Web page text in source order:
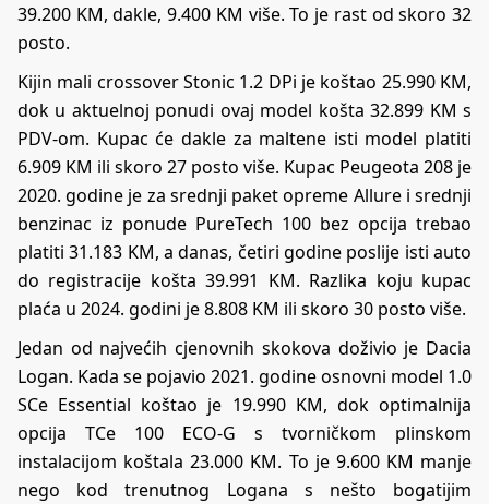
39.200 KM, dakle, 9.400 KM više. To je rast od skoro 32
posto.
Kijin mali crossover Stonic 1.2 DPi je koštao 25.990 KM,
dok u aktuelnoj ponudi ovaj model košta 32.899 KM s
PDV-om. Kupac će dakle za maltene isti model platiti
6.909 KM ili skoro 27 posto više. Kupac Peugeota 208 je
2020. godine je za srednji paket opreme Allure i srednji
benzinac iz ponude PureTech 100 bez opcija trebao
platiti 31.183 KM, a danas, četiri godine poslije isti auto
do registracije košta 39.991 KM. Razlika koju kupac
plaća u 2024. godini je 8.808 KM ili skoro 30 posto više.
Jedan od najvećih cjenovnih skokova doživio je Dacia
Logan. Kada se pojavio 2021. godine osnovni model 1.0
SCe Essential koštao je 19.990 KM, dok optimalnija
opcija TCe 100 ECO-G s tvorničkom plinskom
instalacijom koštala 23.000 KM. To je 9.600 KM manje
nego kod trenutnog Logana s nešto bogatijim